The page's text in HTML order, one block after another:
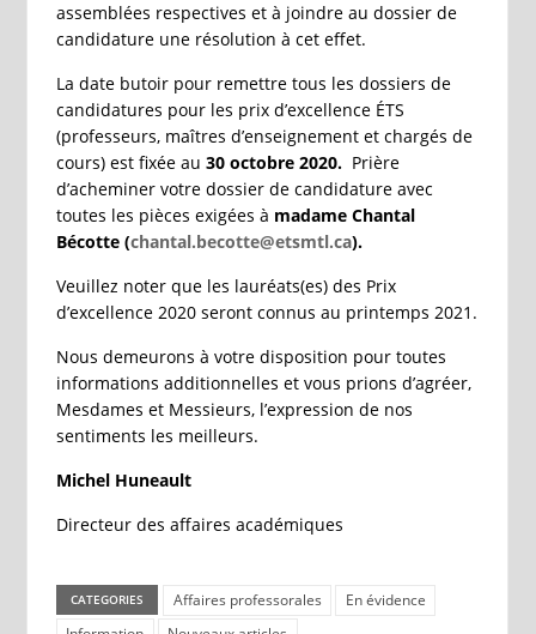
assemblées respectives et à joindre au dossier de
candidature une résolution à cet effet.
La date butoir pour remettre tous les dossiers de
candidatures pour les prix d’excellence ÉTS
(professeurs, maîtres d’enseignement et chargés de
cours) est fixée au 30 octobre 2020. Prière
d’acheminer votre dossier de candidature avec
toutes les pièces exigées à madame Chantal
Bécotte (chantal.becotte@etsmtl.ca).
Veuillez noter que les lauréats(es) des Prix
d’excellence 2020 seront connus au printemps 2021.
Nous demeurons à votre disposition pour toutes
informations additionnelles et vous prions d’agréer,
Mesdames et Messieurs, l’expression de nos
sentiments les meilleurs.
Michel Huneault
Directeur des affaires académiques
CATEGORIES Affaires professorales
En évidence